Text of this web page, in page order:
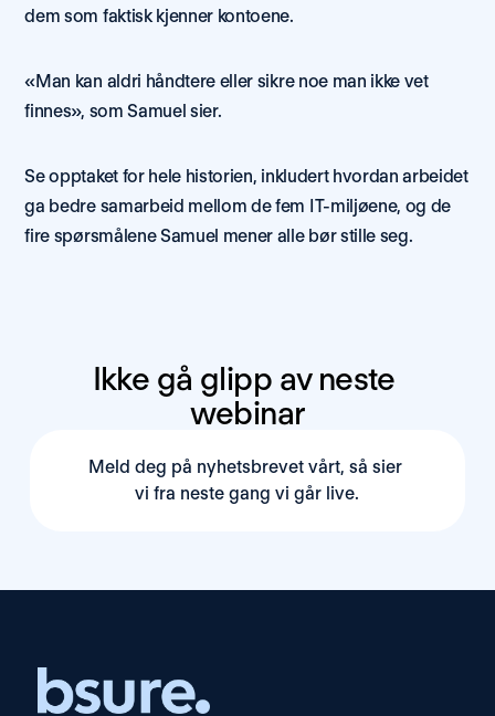
Ikke gå glipp av neste
webinar
Meld deg på nyhetsbrevet vårt, så sier
vi fra neste gang vi går live.
dem som faktisk kjenner kontoene.
«Man kan aldri håndtere eller sikre noe man ikke vet
finnes», som Samuel sier.
Se opptaket for hele historien, inkludert hvordan arbeidet
ga bedre samarbeid mellom de fem IT-miljøene, og de
fire spørsmålene Samuel mener alle bør stille seg.